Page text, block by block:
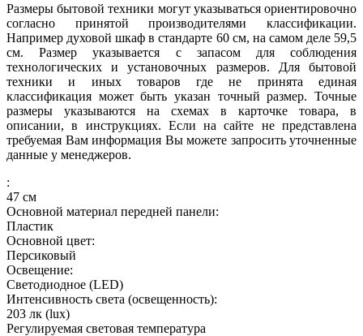
Размеры бытовой техники могут указываться ориентировочно
согласно принятой производителями классификации.
Например духовой шкаф в стандарте 60 см, на самом деле 59,5
см. Размер указывается с запасом для соблюдения
технологических и установочных размеров. Для бытовой
техники и иных товаров где не принята единая
классификация может быть указан точный размер. Точные
размеры указываются на схемах в карточке товара, в
описании, в инструкциях. Если на сайте не представлена
требуемая Вам информация Вы можете запросить уточненные
данные у менеджеров.
:
47 см
Основной материал передней панели:
Пластик
Основной цвет:
Персиковый
Освещение:
Светодиодное (LED)
Интенсивность света (освещенность):
203 лк (lux)
Регулируемая световая температура